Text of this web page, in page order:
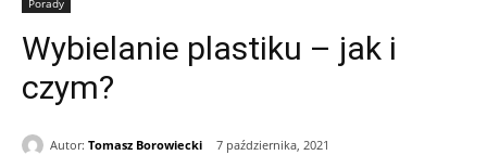
Porady
Wybielanie plastiku – jak i
czym?
Autor: Tomasz Borowiecki 7 października, 2021